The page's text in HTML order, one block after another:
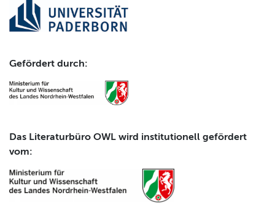
Gefördert durch:
Das Literaturbüro OWL wird institutionell gefördert
vom: